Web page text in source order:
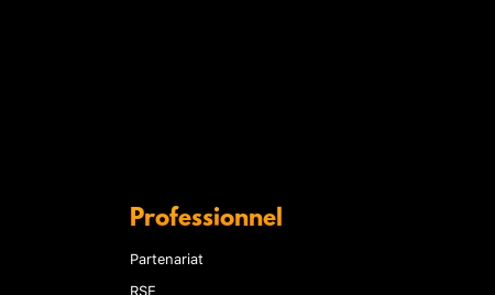
Professionnel
Partenariat